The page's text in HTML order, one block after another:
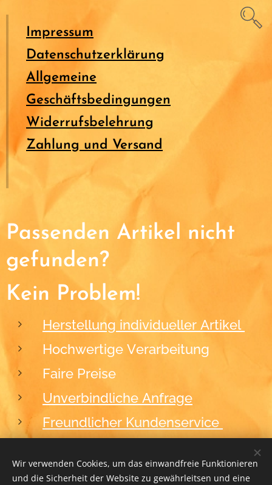
Impressum
Datenschutzerklärung
Allgemeine
Geschäftsbedingungen
Widerrufsbelehrung
Zahlung und Versand
Passenden Artikel nicht
gefunden?
Kein Problem!
Herstellung individueller Artikel
Hochwertige Verarbeitung
Faire Preise
Unverbindliche Anfrage
Freundlicher Kundenservice
2012-2026BLACKFORM Cookies
Wir verwenden Cookies, um das einwandfreie Funktionieren
und die Sicherheit der Website zu gewährleitsen und eine